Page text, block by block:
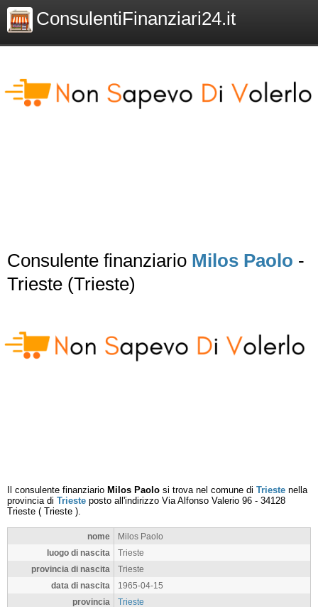
ConsulentiFinanziari24.it
Consulente finanziario Milos Paolo -
Trieste (Trieste)
Il consulente finanziario Milos Paolo si trova nel comune di Trieste nella
provincia di Trieste posto all'indirizzo Via Alfonso Valerio 96 - 34128
Trieste ( Trieste ).
nome
Milos Paolo
luogo di nascita
Trieste
provincia di nascita
Trieste
data di nascita
1965-04-15
provincia
Trieste